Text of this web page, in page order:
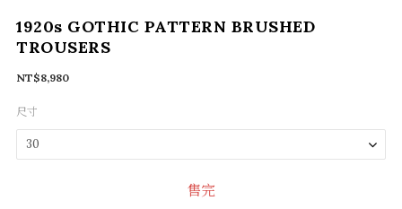
1920s GOTHIC PATTERN BRUSHED
TROUSERS
NT$8,980
尺寸
售完